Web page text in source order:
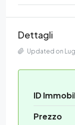
Dettagli
Updated on
ID
Prezzo